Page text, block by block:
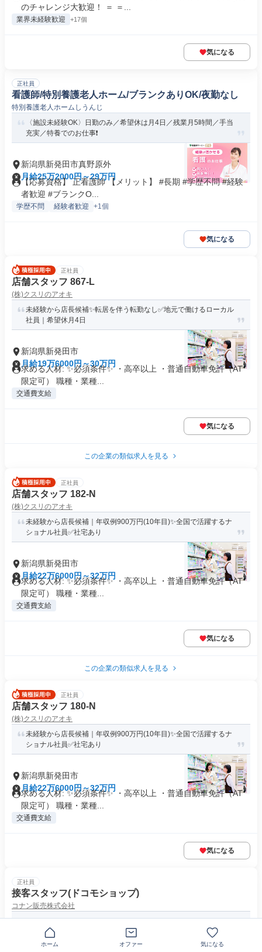
のチャレンジ大歓迎！ ＝ ＝...
業界未経験歓迎 +17個
気になる
正社員
看護師/特別養護老人ホーム/ブランクありOK/夜勤なし
特別養護老人ホームしうんじ
〈施設未経験OK〉日勤のみ／希望休は月4日／残業月5時間／手当
充実／特養でのお仕事❗️
新潟県新発田市真野原外
月給25万2000円～29万円
【応募資格】 正看護師 【メリット】 #長期 #学歴不問 #経験
者歓迎 #ブランクO...
学歴不問 経験者歓迎 +1個
気になる
正社員
店舗スタッフ 867-L
(株)クスリのアオキ
未経験から店長候補✨転居を伴う転勤なし✅地元で働けるローカル
社員｜希望休月4日
新潟県新発田市
月給19万6000円～30万円
求める人材: ✨必須条件✨ ・高卒以上 ・普通自動車免許（AT
限定可） 職種・業種...
交通費支給
気になる
この企業の類似求人を見る
正社員
店舗スタッフ 182-N
(株)クスリのアオキ
未経験から店長候補｜年収例900万円(10年目)✨全国で活躍するナ
ショナル社員✅社宅あり
新潟県新発田市
月給22万6000円～32万円
求める人材: ✨必須条件✨ ・高卒以上 ・普通自動車免許（AT
限定可） 職種・業種...
交通費支給
気になる
この企業の類似求人を見る
正社員
店舗スタッフ 180-N
(株)クスリのアオキ
未経験から店長候補｜年収例900万円(10年目)✨全国で活躍するナ
ショナル社員✅社宅あり
新潟県新発田市
月給22万6000円～32万円
求める人材: ✨必須条件✨ ・高卒以上 ・普通自動車免許（AT
限定可） 職種・業種...
交通費支給
気になる
正社員
接客スタッフ(ドコモショップ)
コナン販売株式会社
ホーム オファー 気になる